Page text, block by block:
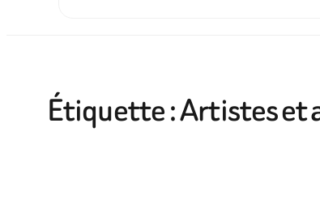
Étiquette :Artistes et